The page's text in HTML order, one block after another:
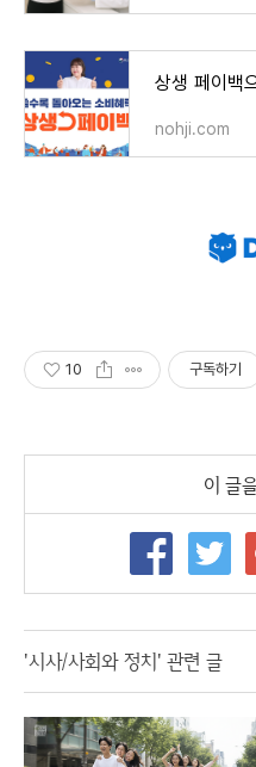
nohji.com
10 구독하기
이 글
'시사/사회와 정치' 관련 글